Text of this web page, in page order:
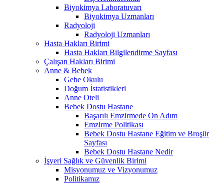
Biyokimya Laboratuvarı
Biyokimya Uzmanları
Radyoloji
Radyoloji Uzmanları
Hasta Hakları Birimi
Hasta Hakları Bilgilendirme Sayfası
Çalışan Hakları Birimi
Anne & Bebek
Gebe Okulu
Doğum İstatistikleri
Anne Oteli
Bebek Dostu Hastane
Başarılı Emzirmede On Adım
Emzirme Politikası
Bebek Dostu Hastane Eğitim ve Broşür
Sayfası
Bebek Dostu Hastane Nedir
İşyeri Sağlık ve Güvenlik Birimi
Misyonumuz ve Vizyonumuz
Politikamız